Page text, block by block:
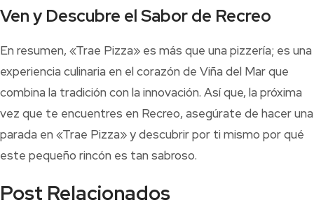
Ven y Descubre el Sabor de Recreo
En resumen, «Trae Pizza» es más que una pizzería; es una
experiencia culinaria en el corazón de Viña del Mar que
combina la tradición con la innovación. Así que, la próxima
vez que te encuentres en Recreo, asegúrate de hacer una
parada en «Trae Pizza» y descubrir por ti mismo por qué
este pequeño rincón es tan sabroso.
Post Relacionados